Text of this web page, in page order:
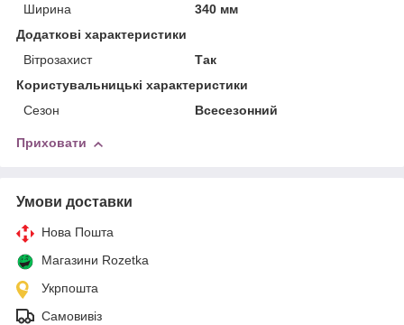
Ширина
340 мм
Додаткові характеристики
Вітрозахист
Так
Користувальницькі характеристики
Сезон
Всесезонний
Приховати
Умови доставки
Нова Пошта
Магазини Rozetka
Укрпошта
Самовивіз